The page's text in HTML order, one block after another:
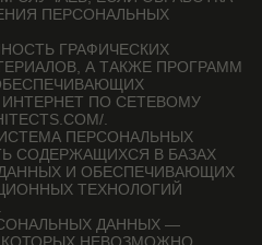
ПЕРЕДАЧУ
ДОСТУП),
ИЛИ
ИЛИ
И/
ОБРАБОТКИ
ИНФОРМАЦИЯ,